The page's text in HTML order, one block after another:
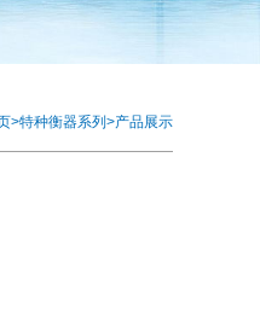
产品展示
>
特种衡器系列
>